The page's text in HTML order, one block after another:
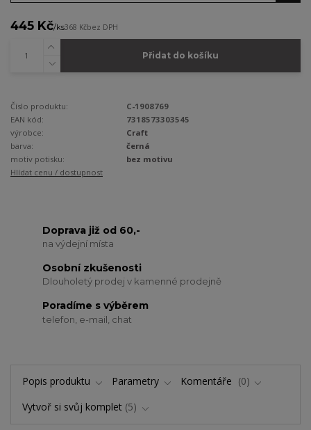
445 Kč/ks368 Kčbez DPH
Přidat do košíku
Číslo produktu:
C-1908769
EAN kód:
7318573303545
výrobce:
Craft
barva:
černá
motiv potisku:
bez motivu
Hlídat cenu / dostupnost
Doprava již od 60,-
na výdejní místa
Osobní zkušenosti
Dlouholetý prodej v kamenné prodejně
Poradíme s výběrem
telefon, e-mail, chat
Popis produktu Parametry Komentáře
0
Vytvoř si svůj komplet 5